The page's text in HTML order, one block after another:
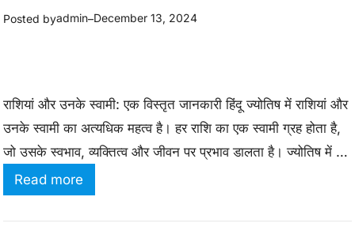
Posted byadmin–December 13, 2024
राशियां और उनके स्वामी: एक विस्तृत जानकारी हिंदू ज्योतिष में राशियां और
उनके स्वामी का अत्यधिक महत्व है। हर राशि का एक स्वामी ग्रह होता है,
जो उसके स्वभाव, व्यक्तित्व और जीवन पर प्रभाव डालता है। ज्योतिष में 12
राशियां होती हैं, और ये राशियां हमारे जीवन में दिशा और निर्णय लेने में मदद
करती…
Read more